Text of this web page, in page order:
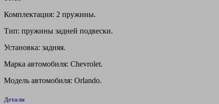
Комплектация: 2 пружины.
Тип: пружины задней подвески.
Установка: задняя.
Марка автомобиля: Chevrolet.
Модель автомобиля: Orlando.
Детали